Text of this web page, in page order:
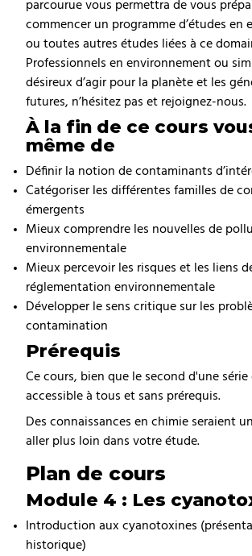
parcourue vous permettra de vous
commencer un programme d’études en
ou toutes autres études liées à ce
Professionnels en environnement ou
désireux d’agir pour la planète et les
futures, n’hésitez pas et rejoignez-nous.
À la fin de ce cours
même de
Définir la notion de contaminants
Catégoriser les différentes familles de
émergents
Mieux comprendre les nouvelles de
environnementale
Mieux percevoir les risques et les liens
réglementation environnementale
Développer le sens critique sur les
contamination
Prérequis
Ce cours, bien que le second d'une série
accessible à tous et sans prérequis.
Des connaissances en chimie seraient
aller plus loin dans votre étude.
Plan de cours
Module 4 : Les
Introduction aux cyanotoxines
historique)